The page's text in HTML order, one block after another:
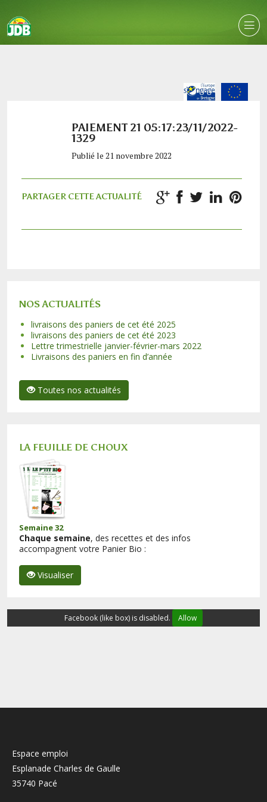
PAIEMENT 21 05:17:23/11/2022-
1329
Publié le 21 novembre 2022
PARTAGER CETTE ACTUALITÉ
NOS ACTUALITÉS
livraisons des paniers de cet été 2025
livraisons des paniers de cet été 2023
Lettre trimestrielle janvier-février-mars 2022
Livraisons des paniers en fin d’année
Toutes nos actualités
LA FEUILLE DE CHOUX
Semaine 32
Chaque semaine, des recettes et des infos
accompagnent votre Panier Bio :
Visualiser
Facebook (like box) is disabled. Allow
Espace emploi
Esplanade Charles de Gaulle
35740 Pacé